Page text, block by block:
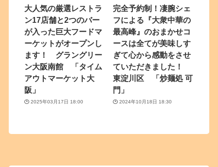
大人気の厳選レストラ
ン17店舗と2つのバー
が入った巨大フードマ
ーケットがオープンし
ます！ グラングリー
ン大阪南館 「タイム
アウトマーケット大
阪」
2025年03月17日 18:00
完全予約制！凄腕シェ
フによる『大衆中華の
最高峰』のおまかせコ
ースは全てが美味しす
ぎて心から感動をさせ
ていただきました！
東淀川区 「炒麺処 可
門」
2024年10月18日 18:30